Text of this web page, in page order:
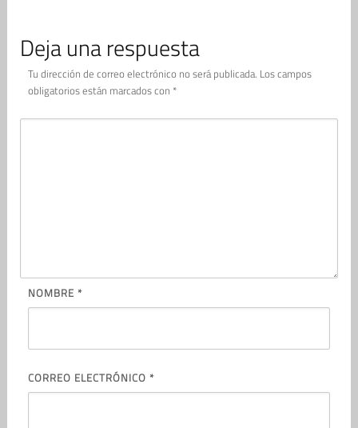
Deja una respuesta
Tu dirección de correo electrónico no será publicada. Los campos
obligatorios están marcados con *
NOMBRE *
CORREO ELECTRÓNICO *